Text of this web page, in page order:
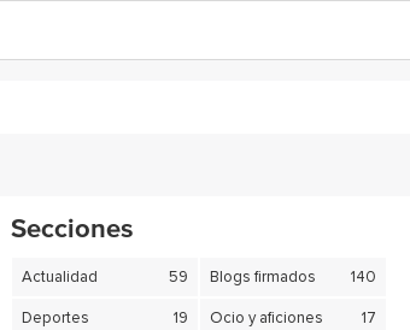
Secciones
Actualidad 59 Blogs firmados 140
Deportes 19 Ocio y aficiones 17